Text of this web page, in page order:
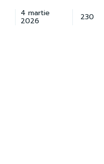
4 martie
2026 230